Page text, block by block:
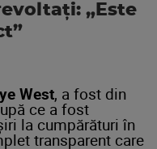
„Este
West, a fost din
ce a fost
la cumpărături în
transparent care